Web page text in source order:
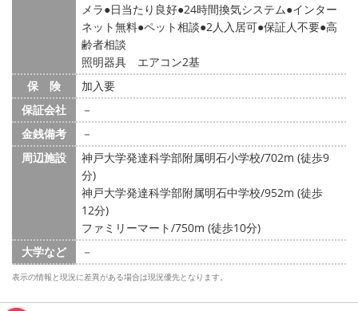
メラ
日当たり良好 24時間換気システム インター
ネット無料 ペット相談 2人入居可 保証人不要 高
齢者相談
照明器具 エアコン2基
保 険
加入要
保証会社
－
金銭備考
－
周辺施設
神戸大学発達科学部附属明石小学校/702m (徒歩9
分)
神戸大学発達科学部附属明石中学校/952m (徒歩
12分)
ファミリーマート/750m (徒歩10分)
大学など
－
表示の情報と現況に差異がある場合は現況優先となります。